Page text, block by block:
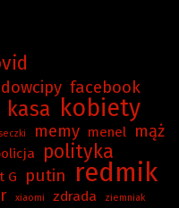
dowcipy facebook
kasa kobiety
memy menel mąż
polityka
G putin redmik
xiaomi zdrada ziemniak